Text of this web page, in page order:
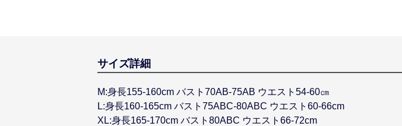
サイズ詳細
M:身長155-160cm バスト70AB-75AB ウエスト54-60㎝
L:身長160-165cm バスト75ABC-80ABC ウエスト60-66cm
XL:身長165-170cm バスト80ABC ウエスト66-72cm